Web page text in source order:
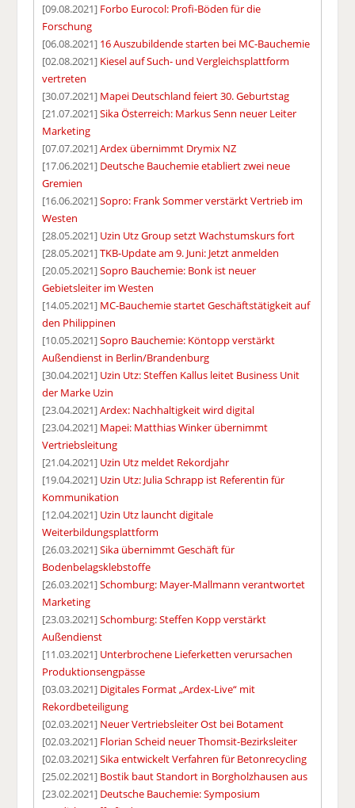
[09.08.2021] Forbo Eurocol: Profi-Böden für die
Forschung
[06.08.2021] 16 Auszubildende starten bei MC-Bauchemie
[02.08.2021] Kiesel auf Such- und Vergleichsplattform
vertreten
[30.07.2021] Mapei Deutschland feiert 30. Geburtstag
[21.07.2021]Sika Österreich: Markus Senn neuer Leiter
Marketing
[07.07.2021]Ardex übernimmt Drymix NZ
[17.06.2021] Deutsche Bauchemie etabliert zwei neue
Gremien
[16.06.2021]Sopro: Frank Sommer verstärkt Vertrieb im
Westen
[28.05.2021] Uzin Utz Group setzt Wachstumskurs fort
[28.05.2021]TKB-Update am 9. Juni: Jetzt anmelden
[20.05.2021]Sopro Bauchemie: Bonk ist neuer
Gebietsleiter im Westen
[14.05.2021] MC-Bauchemie startet Geschäftstätigkeit auf
den Philippinen
[10.05.2021]Sopro Bauchemie: Köntopp verstärkt
Außendienst in Berlin/Brandenburg
[30.04.2021] Uzin Utz: Steffen Kallus leitet Business Unit
der Marke Uzin
[23.04.2021]Ardex: Nachhaltigkeit wird digital
[23.04.2021] Mapei: Matthias Winker übernimmt
Vertriebsleitung
[21.04.2021] Uzin Utz meldet Rekordjahr
[19.04.2021] Uzin Utz: Julia Schrapp ist Referentin für
Kommunikation
[12.04.2021] Uzin Utz launcht digitale
Weiterbildungsplattform
[26.03.2021]Sika übernimmt Geschäft für
Bodenbelagsklebstoffe
[26.03.2021]Schomburg: Mayer-Mallmann verantwortet
Marketing
[23.03.2021]Schomburg: Steffen Kopp verstärkt
Außendienst
[11.03.2021] Unterbrochene Lieferketten verursachen
Produktionsengpässe
[03.03.2021] Digitales Format „Ardex-Live“ mit
Rekordbeteiligung
[02.03.2021] Neuer Vertriebsleiter Ost bei Botament
[02.03.2021] Florian Scheid neuer Thomsit-Bezirksleiter
[02.03.2021]Sika entwickelt Verfahren für Betonrecycling
[25.02.2021] Bostik baut Standort in Borgholzhausen aus
[23.02.2021] Deutsche Bauchemie: Symposium